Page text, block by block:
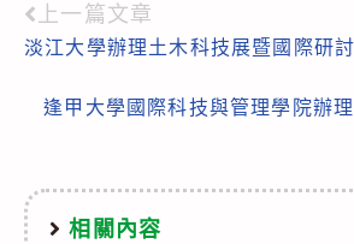
Read
more
articles
上一篇文章
淡江大學辦理土木科技展暨國際研
逢甲大學國際科技與管理學院辦
相關內容